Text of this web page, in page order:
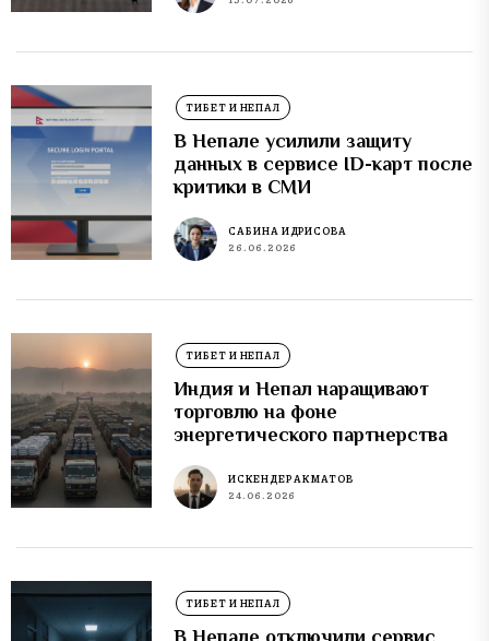
ТИБЕТ И НЕПАЛ
В Непале усилили защиту
данных в сервисе ID-карт после
критики в СМИ
САБИНА ИДРИСОВА
26.06.2026
ТИБЕТ И НЕПАЛ
Индия и Непал наращивают
торговлю на фоне
энергетического партнерства
ИСКЕНДЕР АКМАТОВ
24.06.2026
ТИБЕТ И НЕПАЛ